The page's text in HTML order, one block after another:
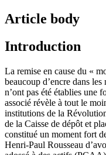
Article body
Introduction
La remise en cause du «
beaucoup d’encre dans
n’ont pas été établies une
associé révèle à tout le
institutions de la
de la Caisse de dépôt et
constitué un moment fort
Henri-Paul Rousseau